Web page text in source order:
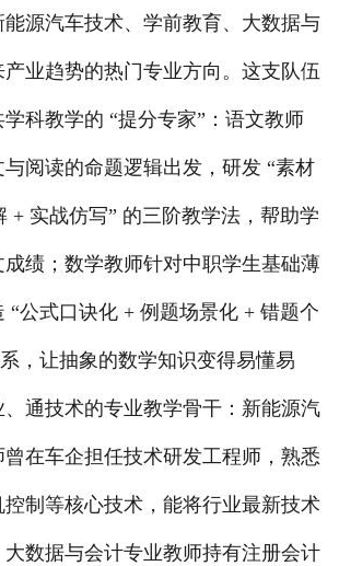
源汽车技术、学前教育、大数据与
业趋势的热门专业方向。这支队伍
科教学的 “提分专家”：语文教师
阅读的命题逻辑出发，研发 “素材
+ 实战仿写” 的三阶教学法，帮助学
绩；数学教师针对中职学生基础薄
“公式口诀化 + 例题场景化 + 错题个
，让抽象的数学知识变得易懂易
通技术的专业教学骨干：新能源汽
在车企担任技术研发工程师，熟悉
制等核心技术，能将行业最新技术
数据与会计专业教师持有注册会计